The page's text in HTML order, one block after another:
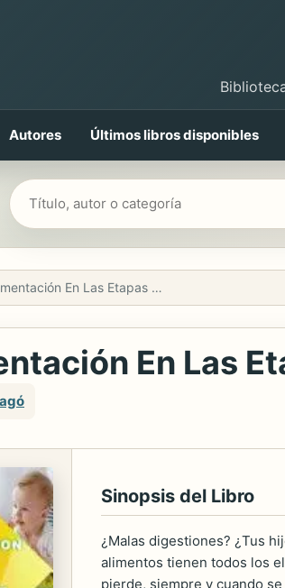
Autores Últimos libros disponibles
Buscar libros
La Alimentación En Las Etapas De La Vida
En Las
Sinopsis del Libro
¿Malas digestiones? ¿Tus
alimentos tienen todos los
pierde, siempre y cuando